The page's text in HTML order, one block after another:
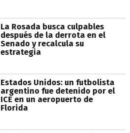
La Rosada busca culpables
después de la derrota en el
Senado y recalcula su
estrategia
Estados Unidos: un futbolista
argentino fue detenido por el
ICE en un aeropuerto de
Florida